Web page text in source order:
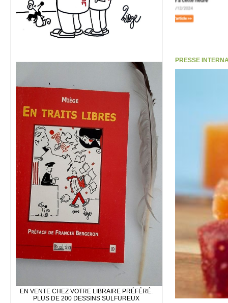
EN VENTE CHEZ VOTRE LIBRAIRE PRÉFÉRÉ.
PLUS DE 200 DESSINS SULFUREUX
PRESSE